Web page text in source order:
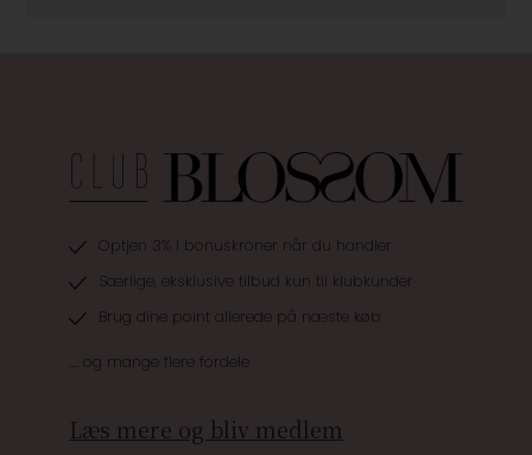
Optjen 3% i bonuskroner når du handler
Særlige, eksklusive tilbud kun til klubkunder